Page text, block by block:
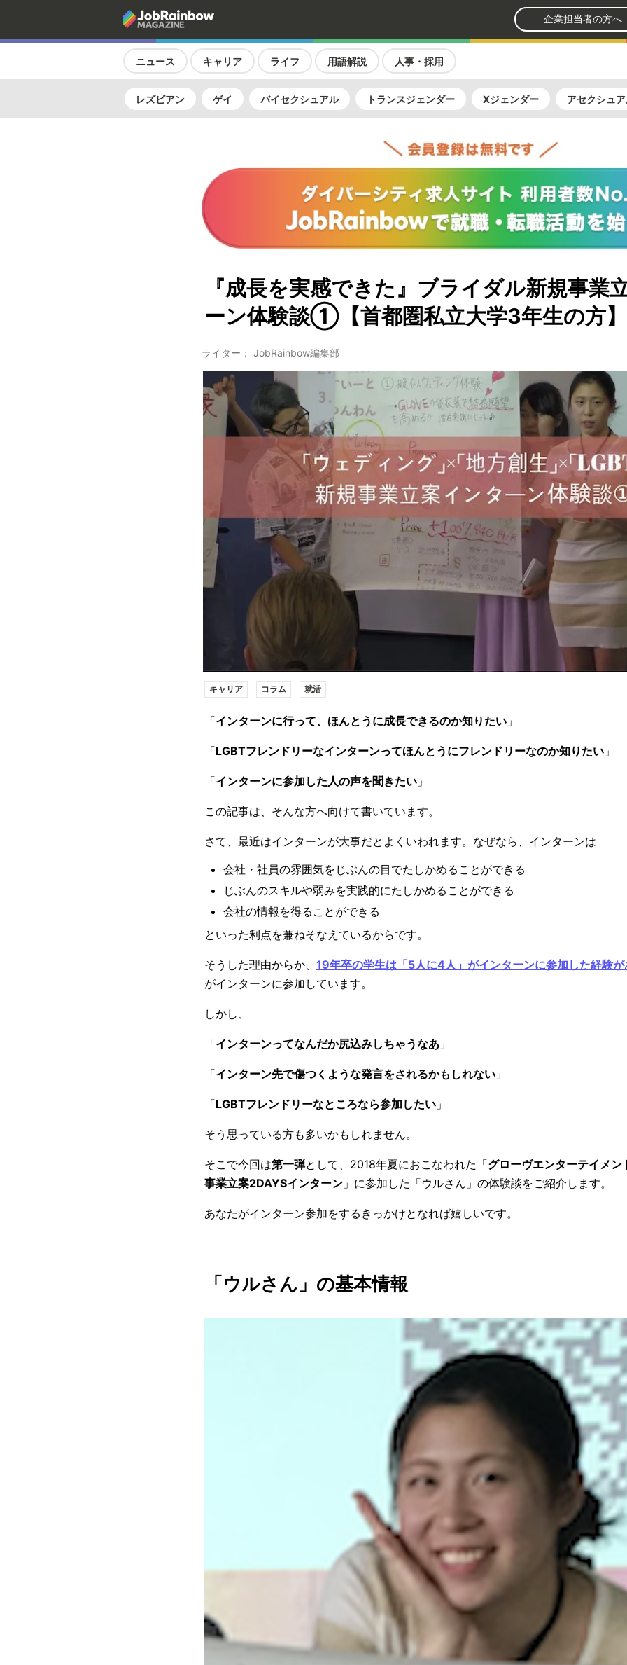
企業担当者の方へ
ニュース キャリア ライフ 用語解説 人事・採用
レズビアン ゲイ バイセクシュアル トランスジェンダー Xジェンダー アセクシュ
『成長を実感できた』ブライダル新規事業
ーン体験談①【首都圏私立大学3年生の方】
ライター： JobRainbow編集部
キャリア コラム 就活
「インターンに行って、ほんとうに成長できるのか知りたい 」
「LGBTフレンドリーなインターンってほんとうにフレンドリーなのか知りたい 」
「インターンに参加した人の声を聞きたい 」
この記事は、そんな方へ向けて書いています。
さて、最近はインターンが大事だとよくいわれます。なぜなら、インターンは
会社・社員の雰囲気をじぶんの目でたしかめることができる
じぶんのスキルや弱みを実践的にたしかめることができる
会社の情報を得ることができる
といった利点を兼ねそなえているからです。
そうした理由からか、 19年卒の学生は「5人に4人」がインターンに参加した経験が
がインターンに参加しています。
しかし、
「インターンってなんだか尻込みしちゃうなあ 」
「インターン先で傷つくような発言をされるかもしれない 」
「LGBTフレンドリーなところなら参加したい 」
そう思っている方も多いかもしれません。
そこで今回は第一弾として、2018年夏におこなわれた「グローヴエンターテイメ
事業立案2DAYSインターン 」に参加した「ウルさん」の体験談をご紹介します。
あなたがインターン参加をするきっかけとなれば嬉しいです。
「ウルさん」の基本情報